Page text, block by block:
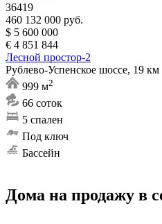
36419
460 132 000 руб.
$ 5 600 000
€ 4 851 844
Лесной простор-2
Рублево-Успенское шоссе, 19 км
999 м2
66 соток
5 спален
Под ключ
Бассейн
Дома на продажу в